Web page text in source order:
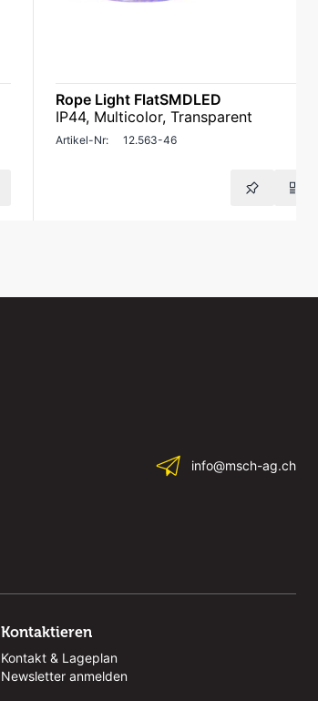
Rope Light FlatSMDLED
IP44, Multicolor, Transparent
Artikel-Nr: 12.563-46
info@msch-ag.ch
Kontaktieren
Kontakt & Lageplan
Newsletter anmelden